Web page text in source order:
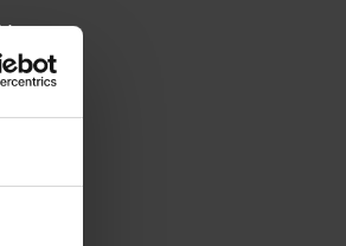
this
module